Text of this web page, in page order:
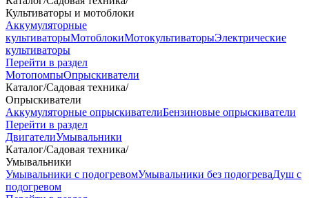
Культиваторы и мотоблоки
Аккумуляторные
культиваторыМотоблокиМотокультиваторыЭлектрические
культиваторы
Перейти в раздел
МотопомпыОпрыскиватели
Каталог/Садовая техника/
Опрыскиватели
Аккумуляторные опрыскивателиБензиновые опрыскиватели
Перейти в раздел
ДвигателиУмывальники
Каталог/Садовая техника/
Умывальники
Умывальники с подогревомУмывальники без подогреваДуш с
подогревом